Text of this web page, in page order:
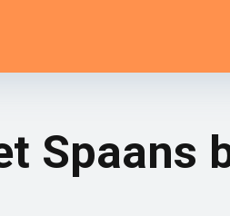
Spaans